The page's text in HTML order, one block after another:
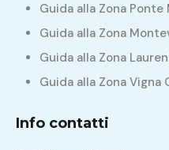
Guida alla Zona Ponte
Guida alla Zona
Guida alla Zona
Guida alla Zona Vigna
Info contatti